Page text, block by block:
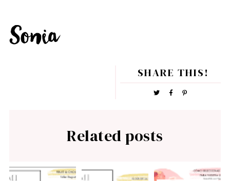
SHARE THIS!
Related posts